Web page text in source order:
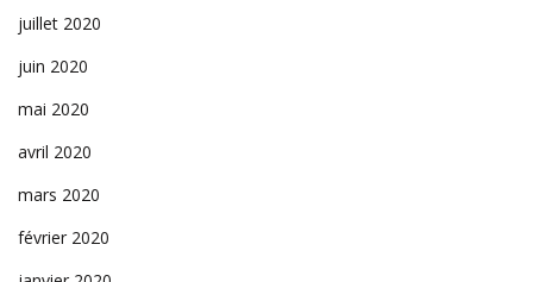
juillet 2020
juin 2020
mai 2020
avril 2020
mars 2020
février 2020